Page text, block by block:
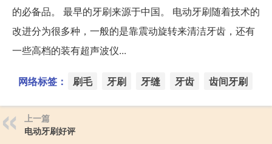
的必备品。 最早的牙刷来源于中国。 电动牙刷随着技术的
改进分为很多种，一般的是靠震动旋转来清洁牙齿，还有
一些高档的装有超声波仪...
网络标签： 刷毛 牙刷 牙缝 牙齿 齿间牙刷
上一篇
电动牙刷好评